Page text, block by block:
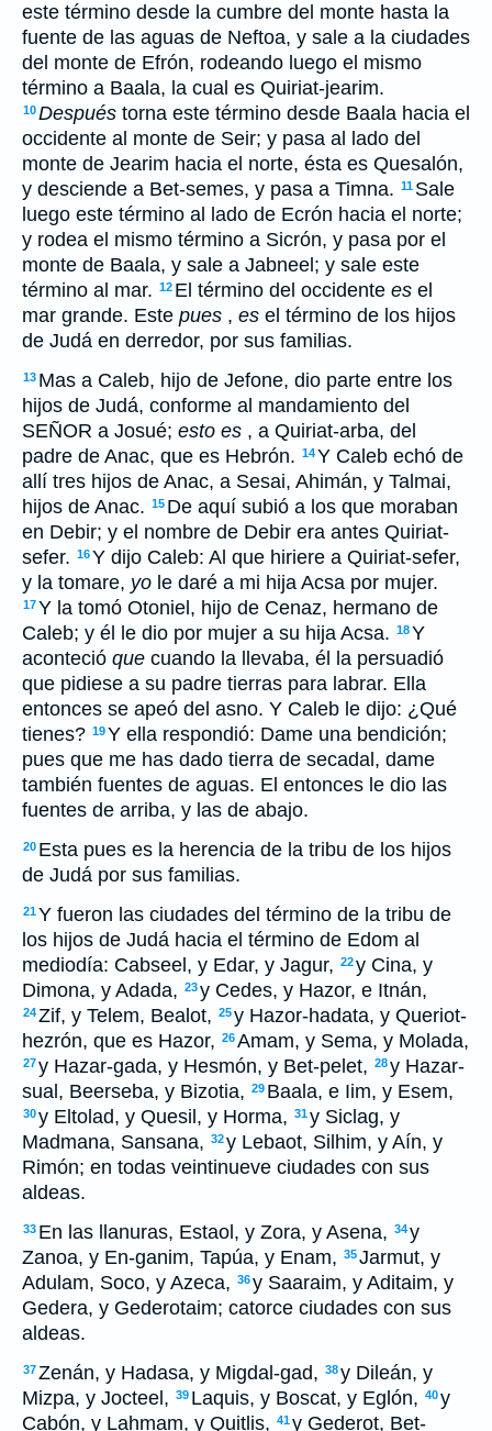
este término desde la cumbre del monte hasta la
fuente de las aguas de Neftoa, y sale a la ciudades
del monte de Efrón, rodeando luego el mismo
término a Baala, la cual es Quiriat-jearim.
10Después torna este término desde Baala hacia el
occidente al monte de Seir; y pasa al lado del
monte de Jearim hacia el norte, ésta es Quesalón,
y desciende a Bet-semes, y pasa a Timna. 11 Sale
luego este término al lado de Ecrón hacia el norte;
y rodea el mismo término a Sicrón, y pasa por el
monte de Baala, y sale a Jabneel; y sale este
término al mar. 12 El término del occidente es el
mar grande. Este pues , es el término de los hijos
de Judá en derredor, por sus familias.
13 Mas a Caleb, hijo de Jefone, dio parte entre los
hijos de Judá, conforme al mandamiento del
SEÑOR a Josué; esto es , a Quiriat-arba, del
padre de Anac, que es Hebrón. 14Y Caleb echó de
allí tres hijos de Anac, a Sesai, Ahimán, y Talmai,
hijos de Anac. 15 De aquí subió a los que moraban
en Debir; y el nombre de Debir era antes Quiriat-
sefer. 16Y dijo Caleb: Al que hiriere a Quiriat-sefer,
y la tomare, yo le daré a mi hija Acsa por mujer.
17Y la tomó Otoniel, hijo de Cenaz, hermano de
Caleb; y él le dio por mujer a su hija Acsa. 18Y
aconteció que cuando la llevaba, él la persuadió
que pidiese a su padre tierras para labrar. Ella
entonces se apeó del asno. Y Caleb le dijo: ¿Qué
tienes? 19Y ella respondió: Dame una bendición;
pues que me has dado tierra de secadal, dame
también fuentes de aguas. El entonces le dio las
fuentes de arriba, y las de abajo.
20 Esta pues es la herencia de la tribu de los hijos
de Judá por sus familias.
21Y fueron las ciudades del término de la tribu de
los hijos de Judá hacia el término de Edom al
mediodía: Cabseel, y Edar, y Jagur, 22y Cina, y
Dimona, y Adada, 23y Cedes, y Hazor, e Itnán,
24Zif, y Telem, Bealot, 25y Hazor-hadata, y Queriot-
hezrón, que es Hazor, 26Amam, y Sema, y Molada,
27y Hazar-gada, y Hesmón, y Bet-pelet, 28y Hazar-
sual, Beerseba, y Bizotia, 29 Baala, e Iim, y Esem,
30y Eltolad, y Quesil, y Horma, 31y Siclag, y
Madmana, Sansana, 32y Lebaot, Silhim, y Aín, y
Rimón; en todas veintinueve ciudades con sus
aldeas.
33 En las llanuras, Estaol, y Zora, y Asena, 34y
Zanoa, y En-ganim, Tapúa, y Enam, 35Jarmut, y
Adulam, Soco, y Azeca, 36y Saaraim, y Aditaim, y
Gedera, y Gederotaim; catorce ciudades con sus
aldeas.
37Zenán, y Hadasa, y Migdal-gad, 38y Dileán, y
Mizpa, y Jocteel, 39 Laquis, y Boscat, y Eglón, 40y
Cabón, y Lahmam, y Quitlis, 41y Gederot, Bet-